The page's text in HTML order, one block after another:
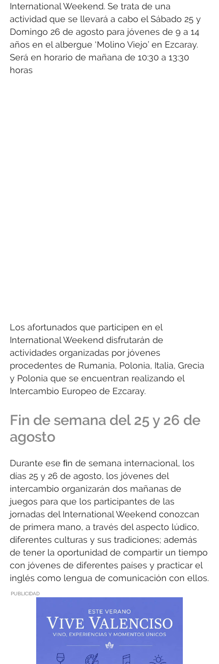
International Weekend. Se trata de una
actividad que se llevará a cabo el Sábado 25 y
Domingo 26 de agosto para jóvenes de 9 a 14
años en el albergue ‘Molino Viejo’ en Ezcaray.
Será en horario de mañana de 10:30 a 13:30
horas
Los afortunados que participen en el
International Weekend disfrutarán de
actividades organizadas por jóvenes
procedentes de Rumania, Polonia, Italia, Grecia
y Polonia que se encuentran realizando el
Intercambio Europeo de Ezcaray.
Fin de semana del 25 y 26 de
agosto
Durante ese ﬁn de semana internacional, los
días 25 y 26 de agosto, los jóvenes del
intercambio organizarán dos mañanas de
juegos para que los participantes de las
jornadas del International Weekend conozcan
de primera mano, a través del aspecto lúdico,
diferentes culturas y sus tradiciones; además
de tener la oportunidad de compartir un tiempo
con jóvenes de diferentes países y practicar el
inglés como lengua de comunicación con ellos.
PUBLICIDAD